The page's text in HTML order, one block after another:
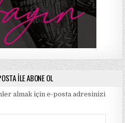
ILE ABONE OL
almak için e-posta adresinizi